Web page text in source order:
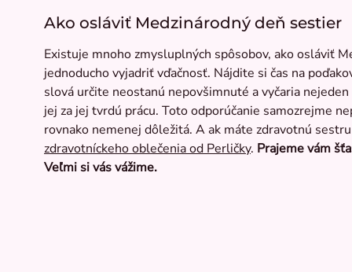
Ako osláviť Medzinárodný deň sestier
Existuje mnoho zmysluplných spôsobov, ako osláviť
jednoducho vyjadriť vďačnosť. Nájdite si čas na
slová určite neostanú nepovšimnuté a vyčaria
jej za jej tvrdú prácu. Toto odporúčanie samozrejme
rovnako nemenej dôležitá. A ak máte zdravotnú
zdravotníckeho oblečenia od Perličky. Prajeme vám
Veľmi si vás vážime.